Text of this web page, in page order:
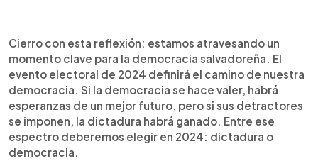
Cierro con esta reflexión: estamos atravesando un
momento clave para la democracia salvadoreña. El
evento electoral de 2024 definirá el camino de nuestra
democracia. Si la democracia se hace valer, habrá
esperanzas de un mejor futuro, pero si sus detractores
se imponen, la dictadura habrá ganado. Entre ese
espectro deberemos elegir en 2024: dictadura o
democracia.